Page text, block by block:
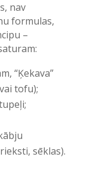
nav
formulas,
–
“Ķekava”
tofu);
sēklas).